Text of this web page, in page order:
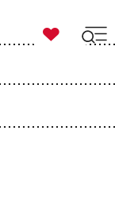

taz zahl ich